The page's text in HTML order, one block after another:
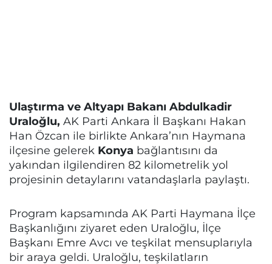
Ulaştırma ve Altyapı Bakanı Abdulkadir
Uraloğlu, AK Parti Ankara İl Başkanı Hakan
Han Özcan ile birlikte Ankara’nın Haymana
ilçesine gelerek Konya bağlantısını da
yakından ilgilendiren 82 kilometrelik yol
projesinin detaylarını vatandaşlarla paylaştı.
Program kapsamında AK Parti Haymana İlçe
Başkanlığını ziyaret eden Uraloğlu, İlçe
Başkanı Emre Avcı ve teşkilat mensuplarıyla
bir araya geldi. Uraloğlu, teşkilatların